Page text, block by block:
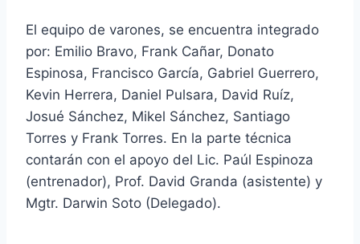
El equipo de varones, se encuentra integrado
por: Emilio Bravo, Frank Cañar, Donato
Espinosa, Francisco García, Gabriel Guerrero,
Kevin Herrera, Daniel Pulsara, David Ruíz,
Josué Sánchez, Mikel Sánchez, Santiago
Torres y Frank Torres. En la parte técnica
contarán con el apoyo del Lic. Paúl Espinoza
(entrenador), Prof. David Granda (asistente) y
Mgtr. Darwin Soto (Delegado).